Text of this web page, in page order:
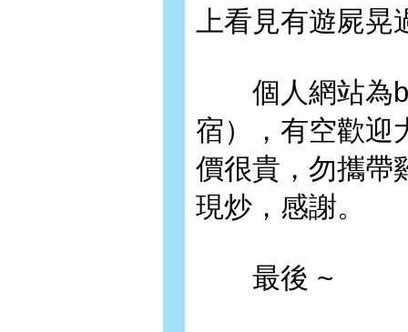
上看見有遊屍晃
個人網站為
宿），有空歡迎
價很貴，勿攜帶
現炒，感謝。
最後 ~